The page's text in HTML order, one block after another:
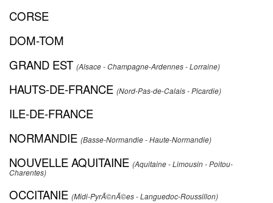
CORSE
DOM-TOM
GRAND EST (Alsace - Champagne-Ardennes - Lorraine)
HAUTS-DE-FRANCE (Nord-Pas-de-Calais - Picardie)
ILE-DE-FRANCE
NORMANDIE (Basse-Normandie - Haute-Normandie)
NOUVELLE AQUITAINE (Aquitaine - Limousin - Poitou-
Charentes)
OCCITANIE (Midi-PyrÃ©nÃ©es - Languedoc-Roussillon)